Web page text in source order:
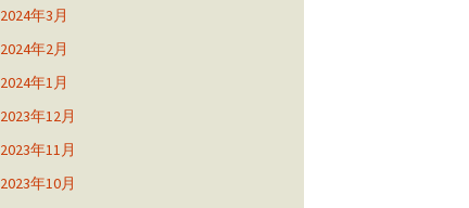
2024年3月
2024年2月
2024年1月
2023年12月
2023年11月
2023年10月